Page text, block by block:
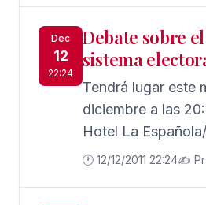
ROLDAN y
HUERTA,
Guardia Civil, el
Núñez.
locales más
municipio como es
situado en la
Playa de Regla.
Dec
12
22:24
Debate sobre
sistema
Tendrá lugar este
diciembre a las
Hotel La
Pañoleta sito en Cl
🕐 12/12/2011 22:24✍️